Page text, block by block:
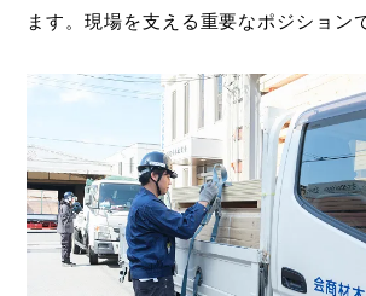
ます。現場を支える重要なポジション